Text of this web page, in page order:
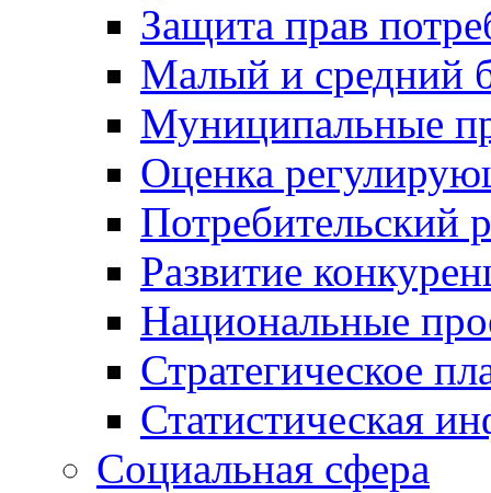
Защита прав
Малый и средний
Муниципальные
Оценка
Потребительский
Развитие
Национальные
Стратегическое
Статистическая
Социальная сфера